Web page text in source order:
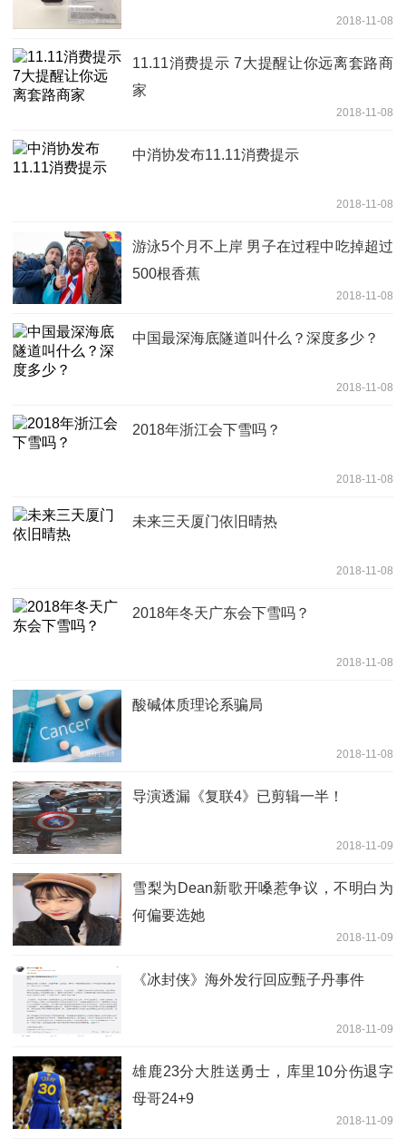
2018-11-08
11.11消费提示 7大提醒让你远离套路商
家
2018-11-08
中消协发布11.11消费提示
2018-11-08
游泳5个月不上岸 男子在过程中吃掉超过
500根香蕉
2018-11-08
中国最深海底隧道叫什么？深度多少？
2018-11-08
2018年浙江会下雪吗？
2018-11-08
未来三天厦门依旧晴热
2018-11-08
2018年冬天广东会下雪吗？
2018-11-08
酸碱体质理论系骗局
2018-11-08
导演透漏《复联4》已剪辑一半！
2018-11-09
雪梨为Dean新歌开嗓惹争议，不明白为
何偏要选她
2018-11-09
《冰封侠》海外发行回应甄子丹事件
2018-11-09
雄鹿23分大胜送勇士，库里10分伤退字
母哥24+9
2018-11-09